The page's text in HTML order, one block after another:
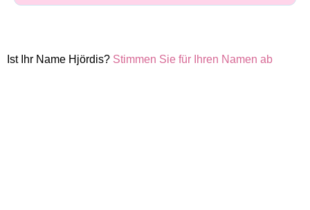
Ist Ihr Name Hjördis? Stimmen Sie für Ihren Namen ab